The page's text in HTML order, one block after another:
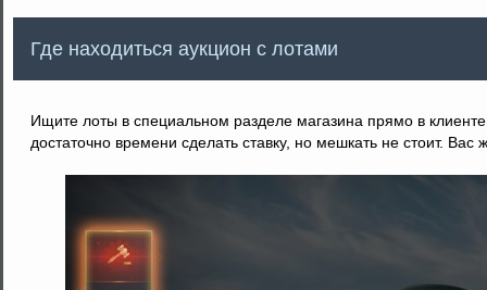
Где находиться аукцион с лотами
Ищите лоты в специальном разделе магазина прямо в
достаточно времени сделать ставку, но мешкать не стоит.